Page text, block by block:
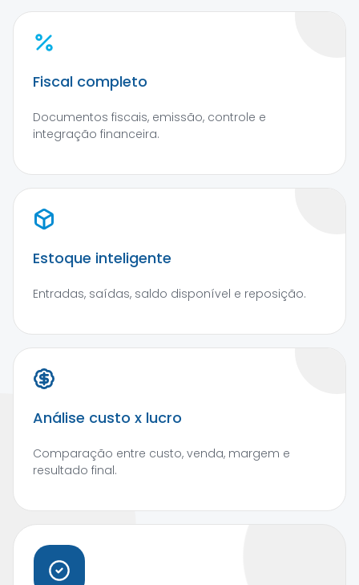
Fiscal completo
Documentos fiscais, emissão, controle e
integração financeira.
Estoque inteligente
Entradas, saídas, saldo disponível e reposição.
Análise custo x lucro
Comparação entre custo, venda, margem e
resultado final.